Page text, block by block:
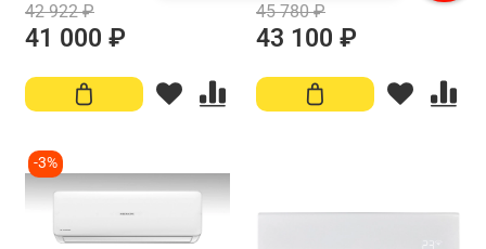
42 922 ₽
41 000 ₽
45 780 ₽
43 100 ₽
-3%